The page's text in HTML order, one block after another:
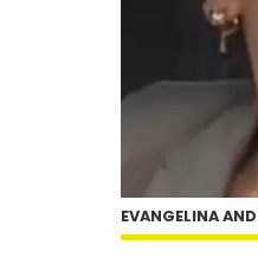
EVANGELINA